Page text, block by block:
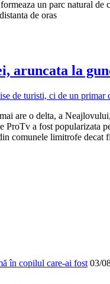
un parc natural de
de oras
aruncata la
are o delta, a
ProTv a fost popularizata
comunele limitrofe decat
în copilul care-ai fost 03/